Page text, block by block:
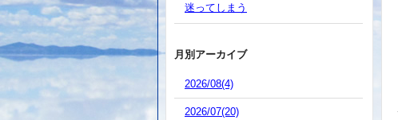
迷ってしまう
月別アーカイブ
2026/08(4)
2026/07(20)